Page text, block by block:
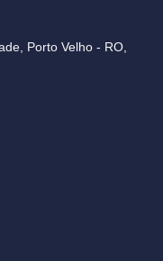
Porto Velho - RO,